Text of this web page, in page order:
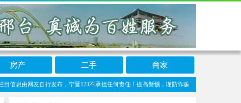
房产 二手 商家
息由网友自行发布，宁晋123不承担任何责任！提高警惕，谨防诈骗！做推广、做信息置顶